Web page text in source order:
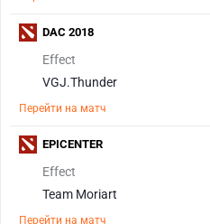
Effect
VGJ.Thunder
Перейти на матч
DAC 2018
Effect
Team Moriart
Перейти на матч
EPICENTER